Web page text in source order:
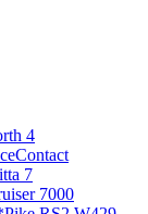
4
7
7000